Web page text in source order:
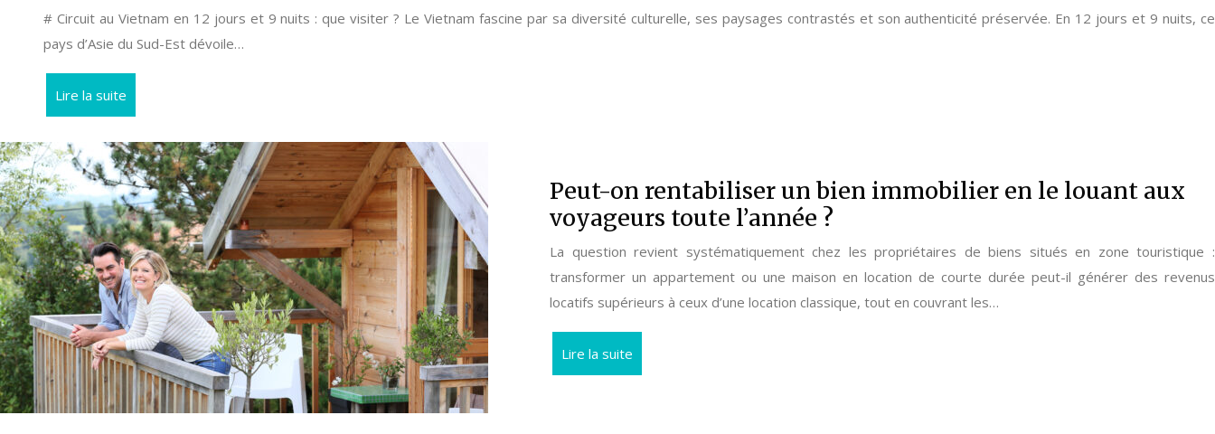
# Circuit au Vietnam en 12 jours et 9 nuits : que visiter ? Le Vietnam fascine par sa diversité culturelle, ses paysages contrastés et son authenticité préservée. En 12 jours et 9 nuits, ce
pays d’Asie du Sud-Est dévoile…
Lire la suite
Peut-on rentabiliser un bien immobilier en le louant aux
voyageurs toute l’année ?
La question revient systématiquement chez les propriétaires de biens situés en zone touristique :
transformer un appartement ou une maison en location de courte durée peut-il générer des revenus
locatifs supérieurs à ceux d’une location classique, tout en couvrant les…
Lire la suite